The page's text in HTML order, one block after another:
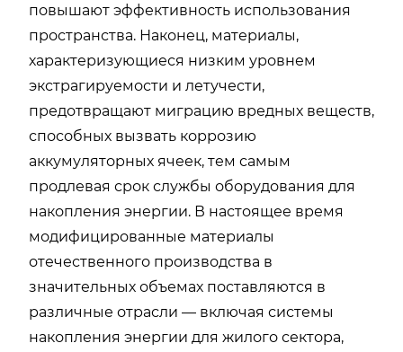
повышают эффективность использования
пространства. Наконец, материалы,
характеризующиеся низким уровнем
экстрагируемости и летучести,
предотвращают миграцию вредных веществ,
способных вызвать коррозию
аккумуляторных ячеек, тем самым
продлевая срок службы оборудования для
накопления энергии. В настоящее время
модифицированные материалы
отечественного производства в
значительных объемах поставляются в
различные отрасли — включая системы
накопления энергии для жилого сектора,